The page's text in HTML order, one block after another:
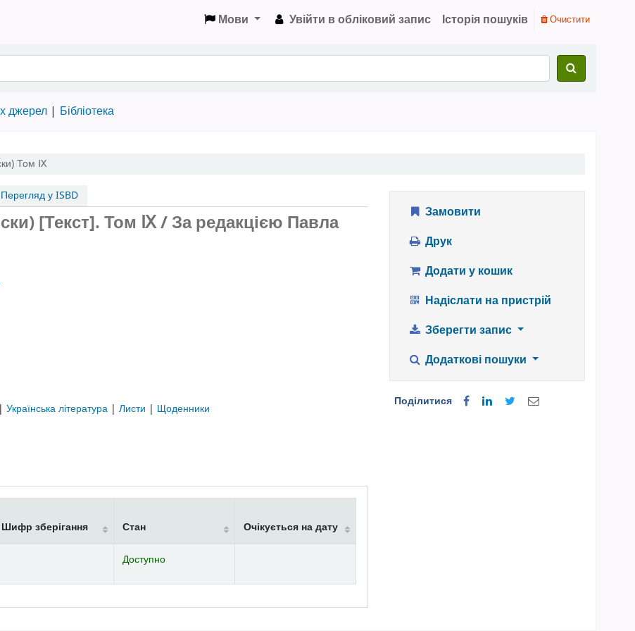
Мови Увійти в обліковий запис Історія пошуків Очистити
джерел Бібліотека
Том Ⅸ
у ISBD
[Текст].Том Ⅸ/ За редакцією Павла
| Українська література | Листи | Щоденники
Шифр зберігання Стан Очікується на дату
Доступно
Замовити
Друк
Додати у кошик
Надіслати на пристрій
Зберегти запис
Додаткові пошуки
Поділитися